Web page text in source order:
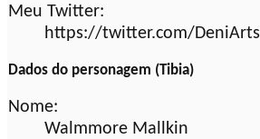
Meu Twitter:
https://twitter.com/DeniArts
Dados do personagem (Tibia)
Nome:
Walmmore Mallkin